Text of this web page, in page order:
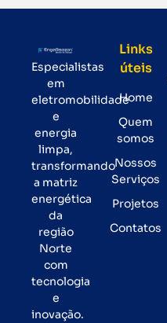
Especialistas
em
eletromobilidade
e
energia
limpa,
transformando
a matriz
energética
da
região
Norte
com
tecnologia
e
inovação.
Links
úteis
Home
Quem
somos
Nossos
Serviços
Projetos
Contatos